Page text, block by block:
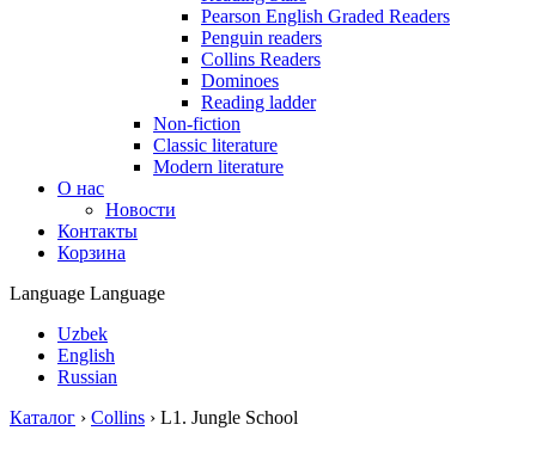
Pearson English Graded Readers
Penguin readers
Collins Readers
Dominoes
Reading ladder
Non-fiction
Classic literature
Modern literature
О нас
Новости
Контакты
Корзина
Language Language
Uzbek
English
Russian
Каталог › Collins › L1. Jungle School